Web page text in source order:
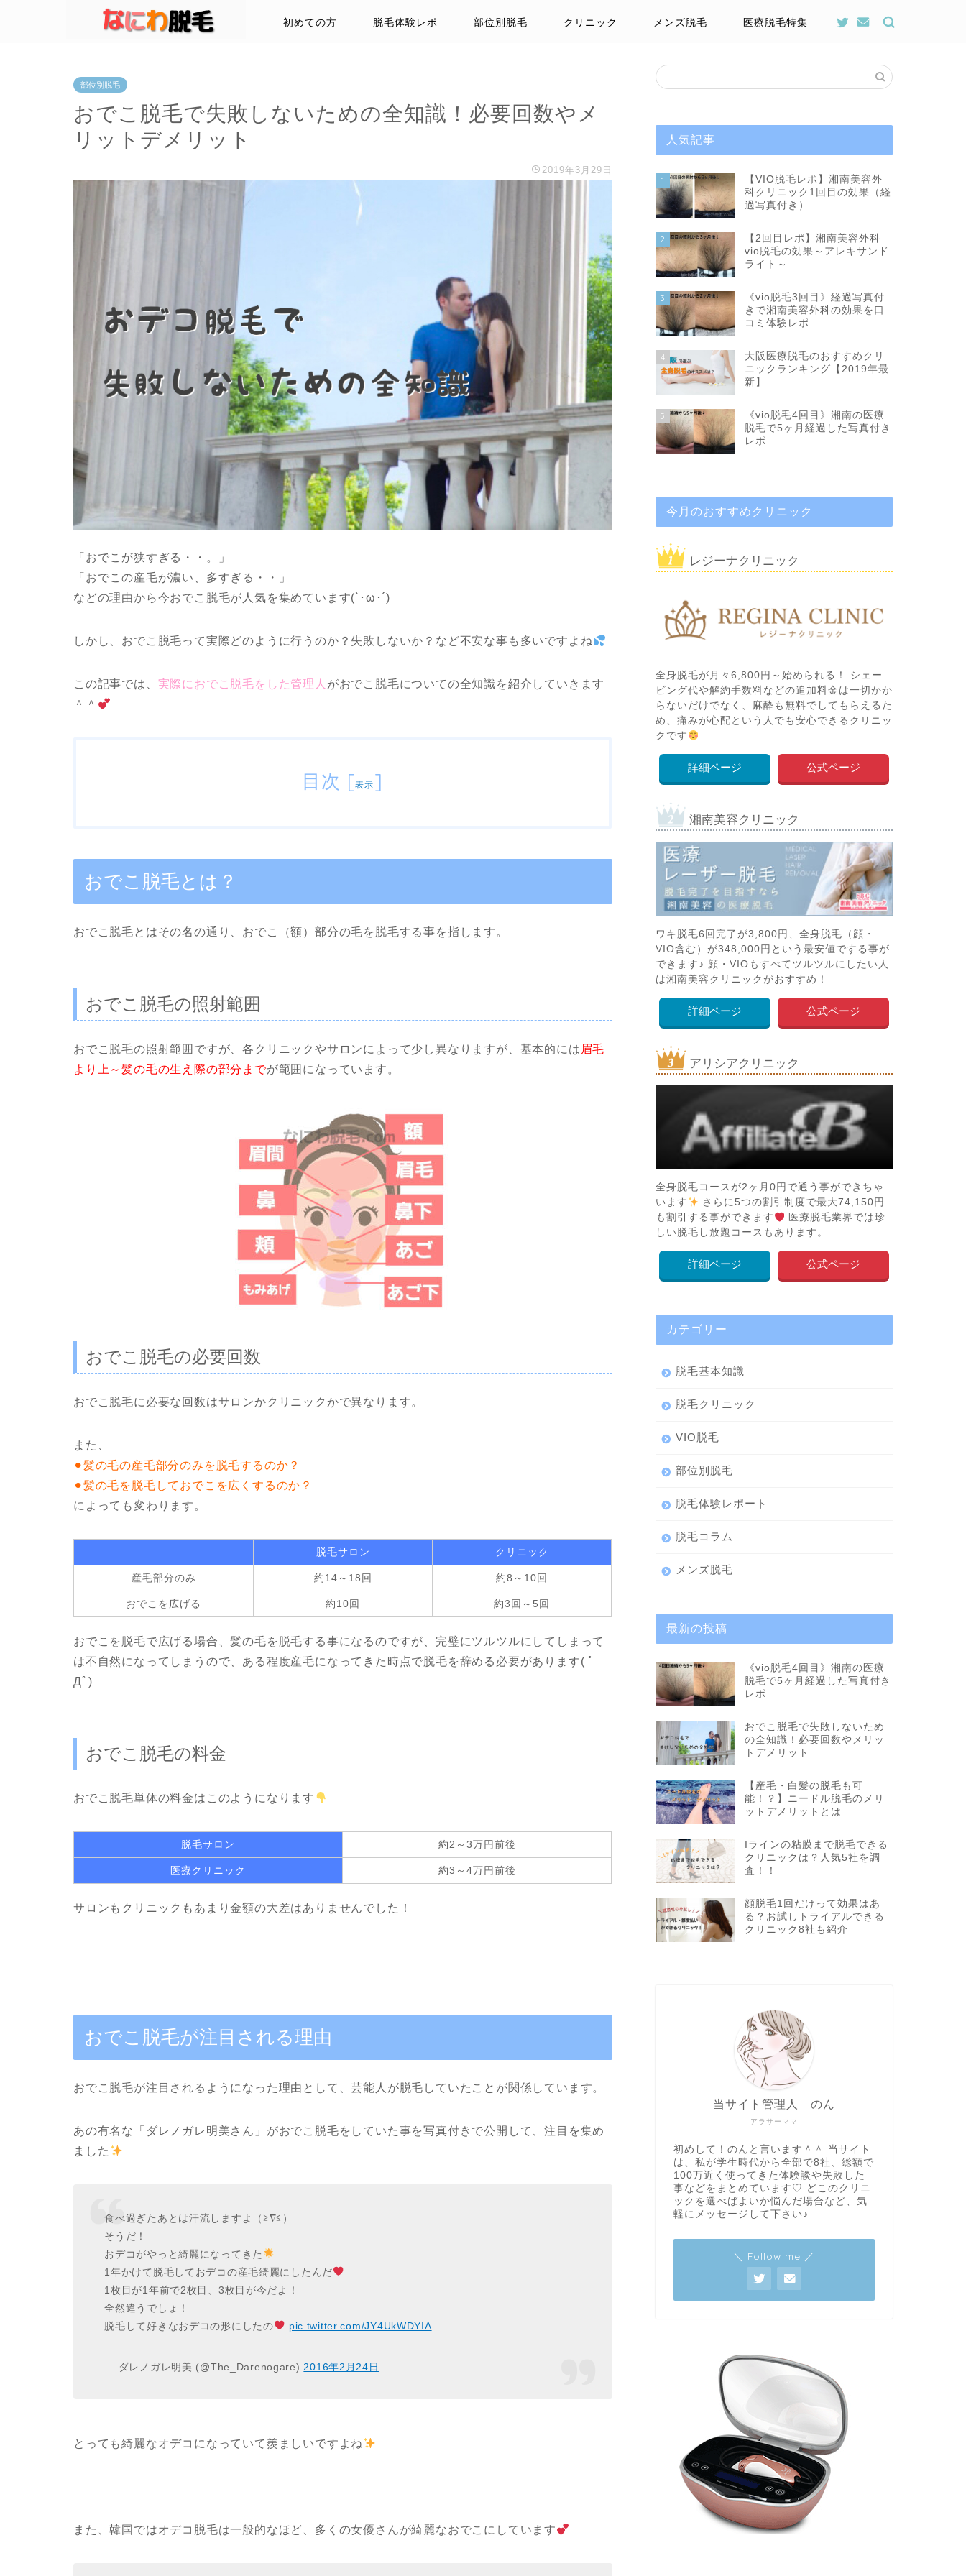
初めての方 脱毛体験レポ 部位別脱毛 クリニック メンズ脱毛 医療脱毛特集
部位別脱毛
おでこ脱毛で失敗しないための全知識！必要回数やメ
リットデメリット
2019年3月29日
「おでこが狭すぎる・・。」
「おでこの産毛が濃い、多すぎる・・」
などの理由から今おでこ脱毛が人気を集めています(`･ω･´)
しかし、おでこ脱毛って実際どのように行うのか？失敗しないか？など不安な事も多いですよね
この記事では、 実際におでこ脱毛をした管理人 がおでこ脱毛についての全知識を紹介していきます
＾＾
目次 [表示 ]
おでこ脱毛とは？
おでこ脱毛とはその名の通り、おでこ（額）部分の毛を脱毛する事を指します。
おでこ脱毛の照射範囲
おでこ脱毛の照射範囲ですが、各クリニックやサロンによって少し異なりますが、基本的には 眉毛
より上～髪の毛の生え際の部分までが範囲になっています。
おでこ脱毛の必要回数
おでこ脱毛に必要な回数はサロンかクリニックかで異なります。
また、
⚫︎髪の毛の産毛部分のみを脱毛するのか？
⚫︎髪の毛を脱毛しておでこを広くするのか？
によっても変わります。
脱毛サロン クリニック
産毛部分のみ 約14～18回 約8～10回
おでこを広げる 約10回 約3回～5回
おでこを脱毛で広げる場合、髪の毛を脱毛する事になるのですが、完璧にツルツルにしてしまって
は不自然になってしまうので、ある程度産毛になってきた時点で脱毛を辞める必要があります( ﾟ
Дﾟ)
おでこ脱毛の料金
おでこ脱毛単体の料金はこのようになります
脱毛サロン 約2～3万円前後
医療クリニック 約3～4万円前後
サロンもクリニックもあまり金額の大差はありませんでした！
おでこ脱毛が注目される理由
おでこ脱毛が注目されるようになった理由として、芸能人が脱毛していたことが関係しています。
あの有名な 「ダレノガレ明美さん」 がおでこ脱毛をしていた事を写真付きで公開して、注目を集め
ました
食べ過ぎたあとは汗流しますよ（≧∇≦）
そうだ！
おデコがやっと綺麗になってきた
1年かけて脱毛しておデコの産毛綺麗にしたんだ
1枚目が1年前で2枚目、3枚目が今だよ！
全然違うでしょ！
脱毛して好きなおデコの形にしたの
pic.twitter.com/JY4UkWDYIA
— ダレノガレ明美 (@The_Darenogare) 2016年2月24日
とっても綺麗なオデコになっていて羨ましいですよね
また、韓国ではオデコ脱毛は一般的なほど、多くの女優さんが綺麗なおでこにしています
人気記事
1
【VIO脱毛レポ】湘南美容外
科クリニック1回目の効果（経
過写真付き）
2
【2回目レポ】湘南美容外科
vio脱毛の効果～アレキサンド
ライト～
3
《vio脱毛3回目》経過写真付
きで湘南美容外科の効果を口
コミ体験レポ
4
大阪医療脱毛のおすすめクリ
ニックランキング【2019年最
新】
5
《vio脱毛4回目》湘南の医療
脱毛で5ヶ月経過した写真付き
レポ
今月のおすすめクリニック
レジーナクリニック
全身脱毛が月々6,800円～始められる！ シェー
ビング代や解約手数料などの追加料金は一切かか
らないだけでなく、麻酔も無料でしてもらえるた
め、痛みが心配という人でも安心できるクリニッ
クです
詳細ページ 公式ページ
湘南美容クリニック
ワキ脱毛6回完了が3,800円、全身脱毛（顔・
VIO含む）が348,000円という最安値でする事が
できます♪ 顔・VIOもすべてツルツルにしたい人
は湘南美容クリニックがおすすめ！
詳細ページ 公式ページ
アリシアクリニック
全身脱毛コースが2ヶ月0円で通う事ができちゃ
います
さらに5つの割引制度で最大74,150円
も割引する事ができます
医療脱毛業界では珍
しい脱毛し放題コースもあります。
詳細ページ 公式ページ
カテゴリー
脱毛基本知識
脱毛クリニック
VIO脱毛
部位別脱毛
脱毛体験レポート
脱毛コラム
メンズ脱毛
最新の投稿
《vio脱毛4回目》湘南の医療
脱毛で5ヶ月経過した写真付き
レポ
おでこ脱毛で失敗しないため
の全知識！必要回数やメリッ
トデメリット
【産毛・白髪の脱毛も可
能！？】ニードル脱毛のメリ
ットデメリットとは
Iラインの粘膜まで脱毛できる
クリニックは？人気5社を調
査！！
顔脱毛1回だけって効果はあ
る？お試しトライアルできる
クリニック8社も紹介
アラサーママ
当サイト管理人 のん
初めして！のんと言います＾＾ 当サイト
は、私が学生時代から全部で8社、総額で
100万近く使ってきた体験談や失敗した
事などをまとめています♡ どこのクリニ
ックを選べばよいか悩んだ場合など、気
軽にメッセージして下さい♪
＼ Follow me ／